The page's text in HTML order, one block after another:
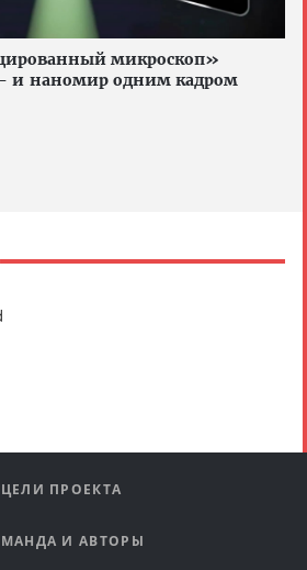
микроскоп»
и наномир одним кадром
ЦЕЛИ ПРОЕКТА
И АВТОРЫ